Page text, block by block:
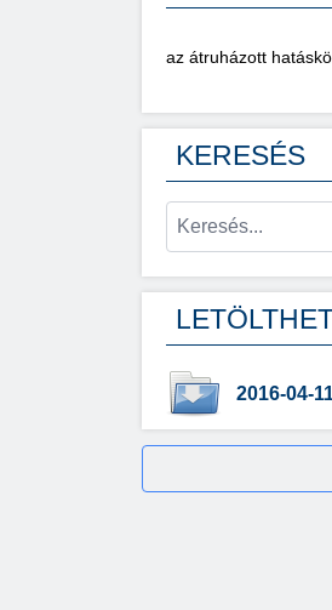
az átruházott
KERESÉS
2016-04-